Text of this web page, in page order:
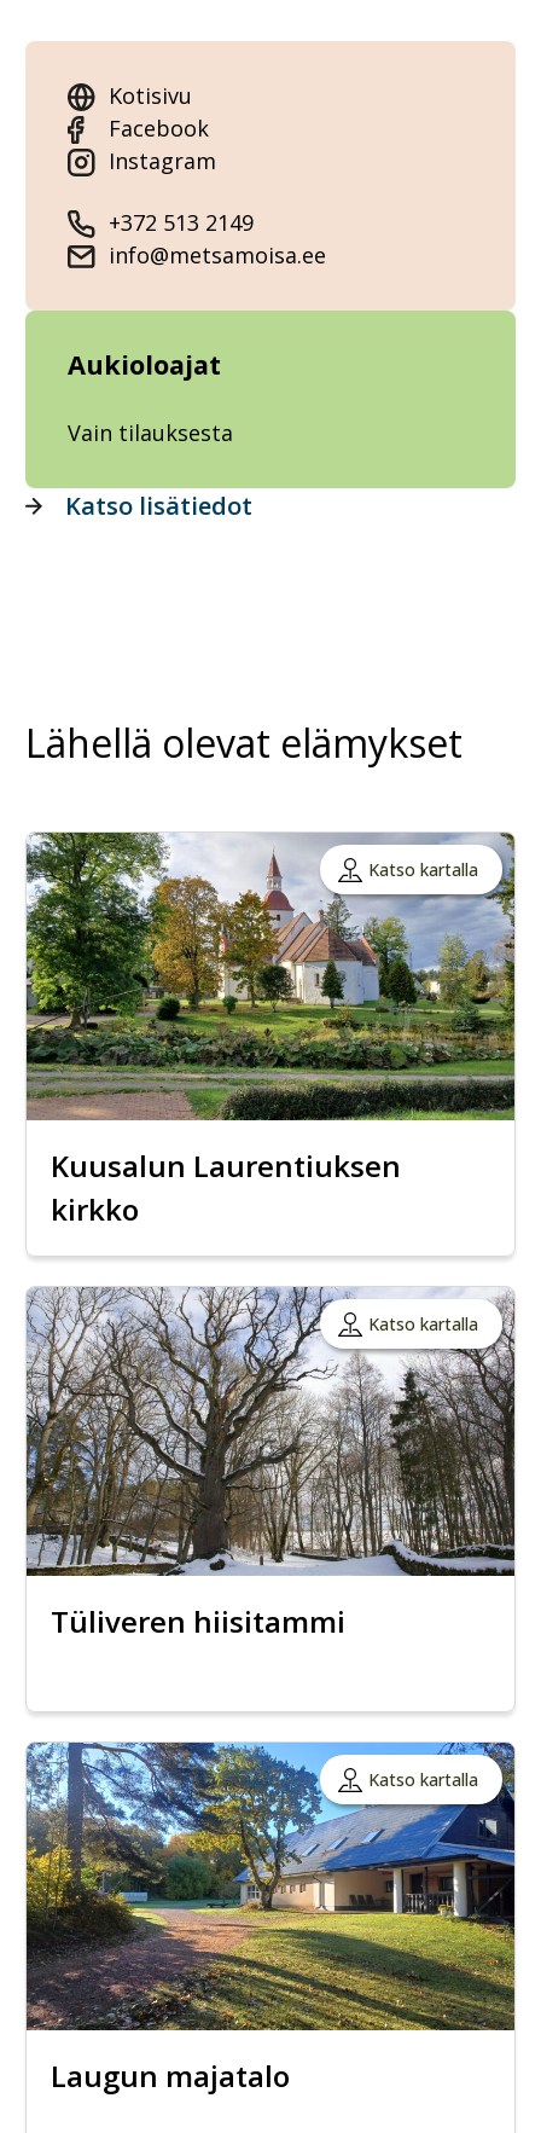
Kotisivu
Facebook
Instagram
+372 513 2149
info@metsamoisa.ee
Aukioloajat
Vain tilauksesta
Katso lisätiedot
Lähellä olevat elämykset
Katso kartalla
Kuusalun Laurentiuksen
kirkko
Katso kartalla
Tüliveren hiisitammi
Katso kartalla
Laugun majatalo